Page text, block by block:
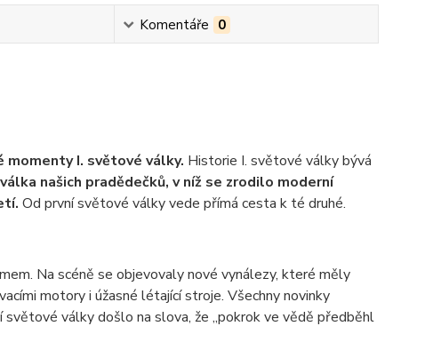
Komentáře 0
momenty I. světové války. Historie I. světové války bývá
našich pradědečků, v níž se zrodilo moderní
Od první světové války vede přímá cesta k té druhé.
Na scéně se objevovaly nové vynálezy, které měly
motory i úžasné létající stroje. Všechny novinky
světové války došlo na slova, že „pokrok ve vědě předběhl